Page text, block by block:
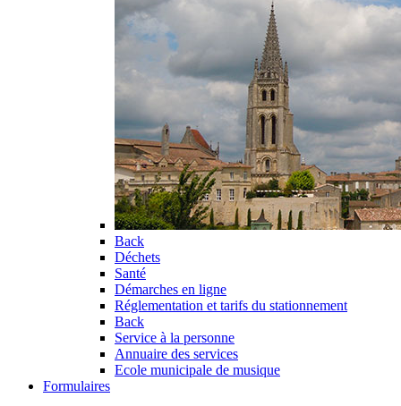
Back
Déchets
Santé
Démarches en ligne
Réglementation et tarifs du stationnement
Back
Service à la personne
Annuaire des services
Ecole municipale de musique
Formulaires